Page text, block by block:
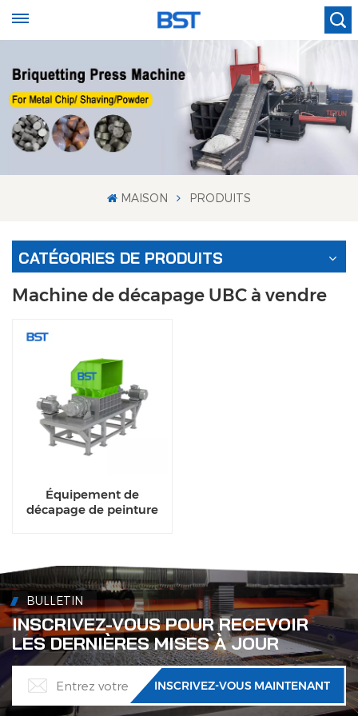
MAISON PRODUITS
CATÉGORIES DE PRODUITS
Machine de décapage UBC à vendre
Équipement de
décapage de peinture
l'aluminium
BULLETIN
INSCRIVEZ-VOUS POUR RECEVOIR
LES DERNIÈRES MISES À JOUR